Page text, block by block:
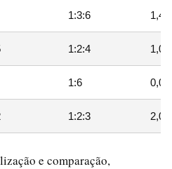
1:3:6 1,4-
1:2:4 1,0-
1:6
1:2:3 2,0-
e comparação,